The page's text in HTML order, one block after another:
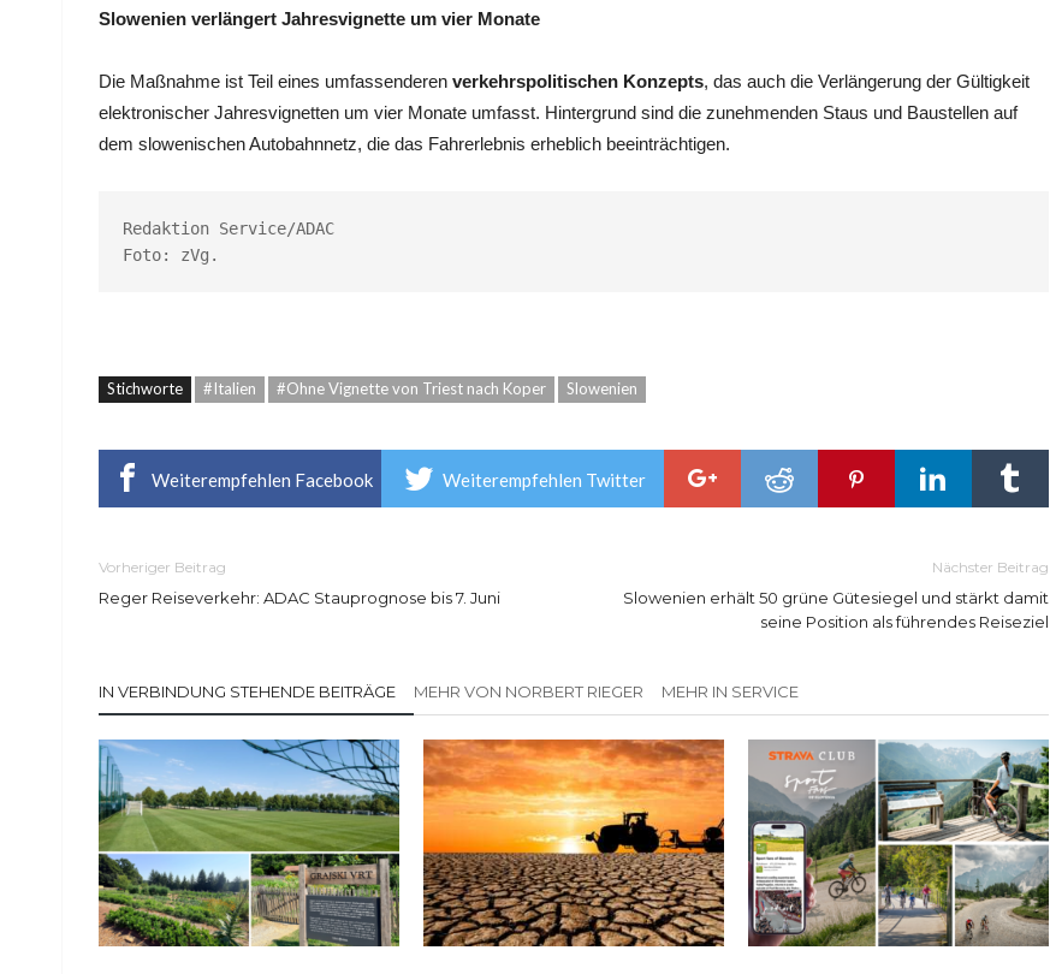
Slowenien verlängert Jahresvignette um vier Monate
Die Maßnahme ist Teil eines umfassenderen verkehrspolitischen Konzepts, das auch die Verlängerung der Gültigkeit
elektronischer Jahresvignetten um vier Monate umfasst. Hintergrund sind die zunehmenden Staus und Baustellen auf
dem slowenischen Autobahnnetz, die das Fahrerlebnis erheblich beeinträchtigen.
Redaktion Service/ADAC
Foto: zVg.
Stichworte #Italien #Ohne Vignette von Triest nach Koper Slowenien
Weiterempfehlen Facebook Weiterempfehlen Twitter
Vorheriger Beitrag
Reger Reiseverkehr: ADAC Stauprognose bis 7. Juni
Nächster Beitrag
Slowenien erhält 50 grüne Gütesiegel und stärkt damit
seine Position als führendes Reiseziel
IN VERBINDUNG STEHENDE BEITRÄGE MEHR VON NORBERT RIEGER MEHR IN SERVICE